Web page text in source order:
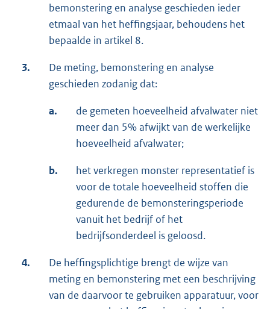
bemonstering en analyse geschieden ieder
etmaal van het heffingsjaar, behoudens het
bepaalde in artikel 8.
3.
De meting, bemonstering en analyse
geschieden zodanig dat:
a.
de gemeten hoeveelheid afvalwater niet
meer dan 5% afwijkt van de werkelijke
hoeveelheid afvalwater;
b.
het verkregen monster representatief is
voor de totale hoeveelheid stoffen die
gedurende de bemonsteringsperiode
vanuit het bedrijf of het
bedrijfsonderdeel is geloosd.
4.
De heffingsplichtige brengt de wijze van
meting en bemonstering met een beschrijving
van de daarvoor te gebruiken apparatuur, voor